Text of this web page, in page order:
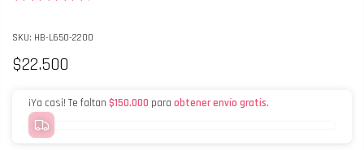
SKU: HB-L650-2200
$22.500
¡Ya casi! Te faltan $150.000 para obtener envío gratis.